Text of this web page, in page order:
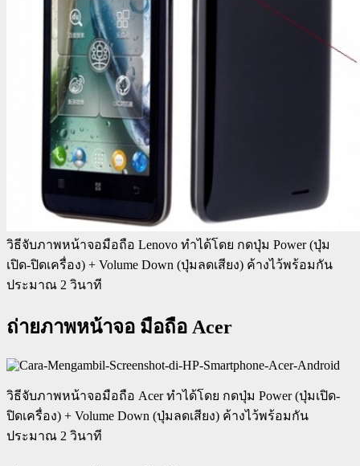
วิธีจับภาพหน้าจอมือถือ Lenovo ทำได้โดย กดปุ่ม Power (ปุ่ม
เปิด-ปิดเครื่อง) + Volume Down (ปุ่มลดเสียง) ค้างไว้พร้อมกัน
ประมาณ 2 วินาที
ถ่ายภาพหน้าจอ มือถือ Acer
วิธีจับภาพหน้าจอมือถือ Acer ทำได้โดย กดปุ่ม Power (ปุ่มเปิด-
ปิดเครื่อง) + Volume Down (ปุ่มลดเสียง) ค้างไว้พร้อมกัน
ประมาณ 2 วินาที